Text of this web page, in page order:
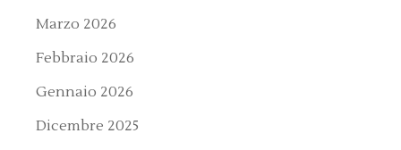
Marzo 2026
Febbraio 2026
Gennaio 2026
Dicembre 2025